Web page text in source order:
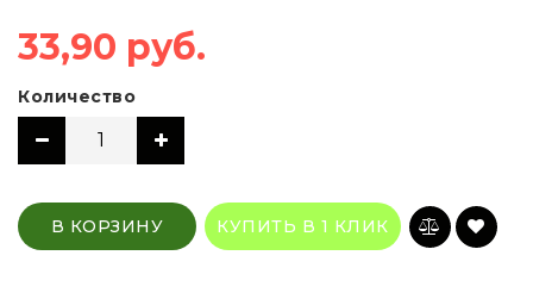
33,90 руб.
Количество
В КОРЗИНУ КУПИТЬ В 1 КЛИК